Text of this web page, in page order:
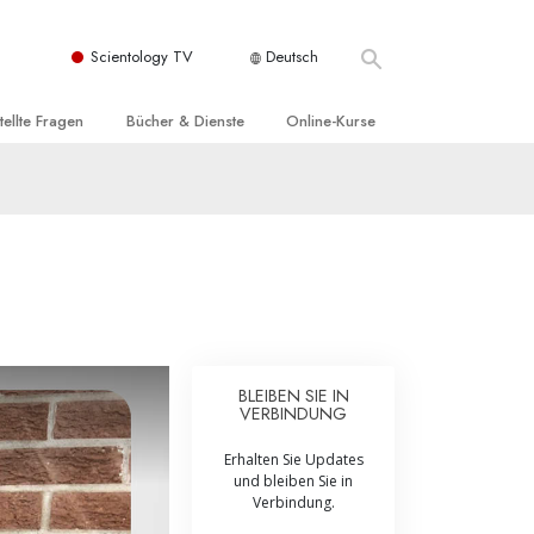
Scientology TV Deutsch
für
Fragen Bücher & Dienste
Dienste
Online-Kurse
Beistände bei Krankheiten und
Integrität und Ehrlichkeit
Ehe
BLEIBEN SIE IN
VERBINDUNG
Erhalten Sie Updates
und bleiben Sie in
Verbindung.